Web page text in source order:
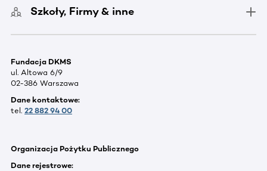
Szkoły, Firmy & inne
Fundacja DKMS
ul. Altowa 6/9
02-386 Warszawa
Dane kontaktowe:
tel. 22 882 94 00
Organizacja Pożytku Publicznego
Dane rejestrowe: